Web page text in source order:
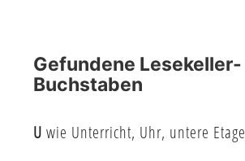
Gefundene Lesekeller-
Buchstaben
U wie Unterricht, Uhr, untere Etage